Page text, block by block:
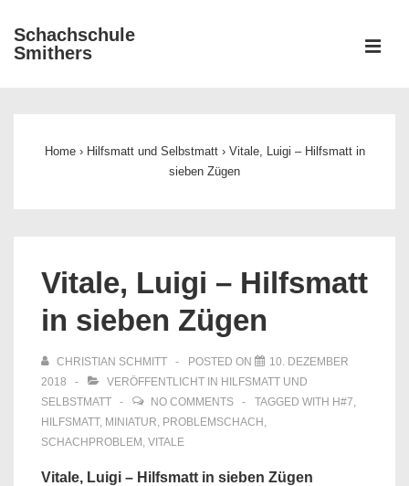
Zum
Inhalt
Schachschule
Smithers
Home › Hilfsmatt und Selbstmatt › Vitale, Luigi – Hilfsmatt in
sieben Zügen
Vitale, Luigi – Hilfsmatt
in sieben Zügen
CHRISTIAN SCHMITT POSTED ON
10. DEZEMBER
2018
VERÖFFENTLICHT IN HILFSMATT UND
SELBSTMATT
NO COMMENTS TAGGED WITH H#7,
HILFSMATT, MINIATUR, PROBLEMSCHACH ,
SCHACHPROBLEM , VITALE
Vitale, Luigi – Hilfsmatt in sieben Zügen